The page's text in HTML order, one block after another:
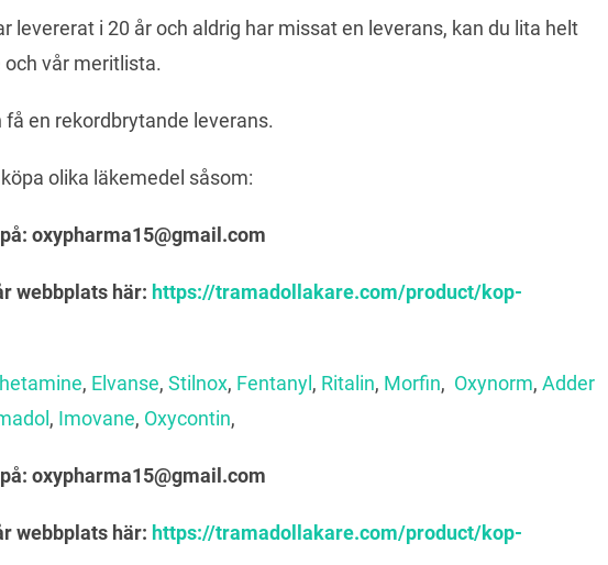
levererat i 20 år och aldrig har missat en leverans, kan du lita helt
och vår meritlista.
få en rekordbrytande leverans.
olika läkemedel såsom:
oxypharma15@gmail.com
webbplats här: https://tramadollakare.com/product/kop-
, Elvanse, Stilnox, Fentanyl , Ritalin, Morfin, Oxynorm, Adder
, Imovane, Oxycontin,
oxypharma15@gmail.com
webbplats här: https://tramadollakare.com/product/kop-